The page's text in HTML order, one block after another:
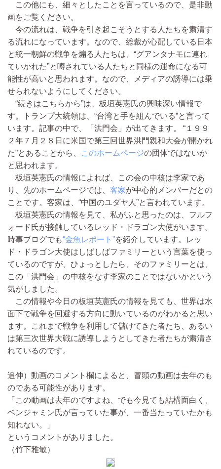
この他にも、細々としたことを言っているので、是非動
画をご覧ください。
今の流れは、戦争を引き起こそうとする人たちを粛清す
る流れになっています。なので、総裁が心配している日本
と統一朝鮮の戦争を煽る人たちは、“グアンタナモに連れ
ていかれた”と噂されている人たちと同様の運命になる可
能性が高いと思われます。なので、メディアの誘導には乗
せられないようにしてください。
“続きはこちらから”は、板垣英憲氏の興味深い情報で
す。トランプ大統領は、“台湾と手を組んでいる”と言って
います。記事の中で、「洪門会」が出てきます。 “１９９
２年７月２８日に米国で第三回世界洪門親和大会が開かれ
た”とあることから、
このホームページの団体ではないか
と思われます。
板垣英憲氏の情報によれば、この会の中核は李家であ
り、先のホームページでは、 客家が中心的メンバーだとの
ことです。客家は、“中国のユダヤ人”と言われています。
板垣英憲氏の情報を見て、私がふと思ったのは、フルフ
ォード氏が接触しているレッド・ドラゴン大使がいます。
時事ブログでも“金魚レポート”を紹介しています。レッ
ド・ドラゴン大使はしばしばファミリーという言葉を使っ
ているのですが、ひょっとしたら、そのファミリーとは、
この「洪門会」の中核をなす李家のことではないかという
気がしました。
この情報や今日の板垣英憲氏の情報を見ても、世界は水
面下で戦争を回避する方向に動いているのがわかると思い
ます。これまで戦争を利用して儲けてきた者たち、あるい
は第三次世界大戦に誘導しようとしてきた者たちが粛清さ
れているのです。
追伸）動画のコメント欄によると、冒頭の動画は去年のも
のである可能性があります。
「この動画は去年のですよね、でも今見ても結構面白く、
ベンジャミン氏が言っていた事が、一番当たっていたかも
知れない。」
というコメントがありました。
（竹下雅敏）